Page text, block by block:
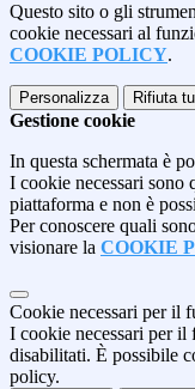
Questo sito o gli
cookie necessari al
COOKIE POLICY.
Personalizza Rifiuta
Gestione cookie
In questa schermata è
I cookie necessari sono
piattaforma e non è
Per conoscere quali
visionare la COOKIE
Cookie necessari per il
I cookie necessari per il
disabilitati. È possibile
policy.